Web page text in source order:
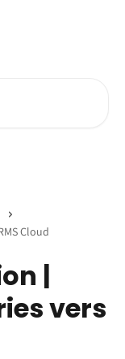
Cloud
|
vers